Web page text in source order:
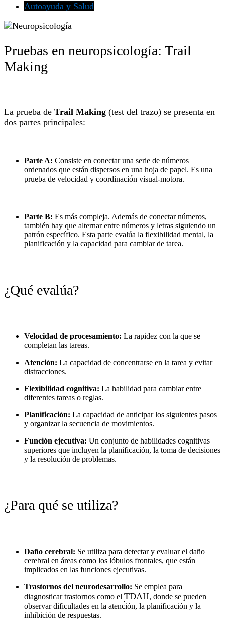
Autoayuda y Salud
Pruebas en neuropsicología: Trail
Making
La prueba de Trail Making (test del trazo) se presenta en
dos partes principales:
Parte A: Consiste en conectar una serie de números
ordenados que están dispersos en una hoja de papel. Es una
prueba de velocidad y coordinación visual-motora.
Parte B: Es más compleja. Además de conectar números,
también hay que alternar entre números y letras siguiendo un
patrón específico. Esta parte evalúa la flexibilidad mental, la
planificación y la capacidad para cambiar de tarea.
¿Qué evalúa?
Velocidad de procesamiento: La rapidez con la que se
completan las tareas.
Atención: La capacidad de concentrarse en la tarea y evitar
distracciones.
Flexibilidad cognitiva: La habilidad para cambiar entre
diferentes tareas o reglas.
Planificación: La capacidad de anticipar los siguientes pasos
y organizar la secuencia de movimientos.
Función ejecutiva: Un conjunto de habilidades cognitivas
superiores que incluyen la planificación, la toma de decisiones
y la resolución de problemas.
¿Para qué se utiliza?
Daño cerebral: Se utiliza para detectar y evaluar el daño
cerebral en áreas como los lóbulos frontales, que están
implicados en las funciones ejecutivas.
Trastornos del neurodesarrollo: Se emplea para
diagnosticar trastornos como el TDAH, donde se pueden
observar dificultades en la atención, la planificación y la
inhibición de respuestas.